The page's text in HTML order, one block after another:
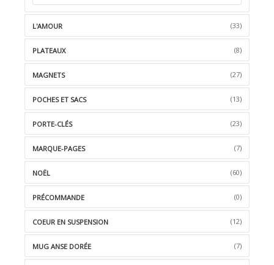
L'AMOUR (33)
PLATEAUX (8)
MAGNETS (27)
POCHES ET SACS (13)
PORTE-CLÉS (23)
MARQUE-PAGES (7)
NOËL (60)
PRÉCOMMANDE (0)
COEUR EN SUSPENSION (12)
MUG ANSE DORÉE (7)